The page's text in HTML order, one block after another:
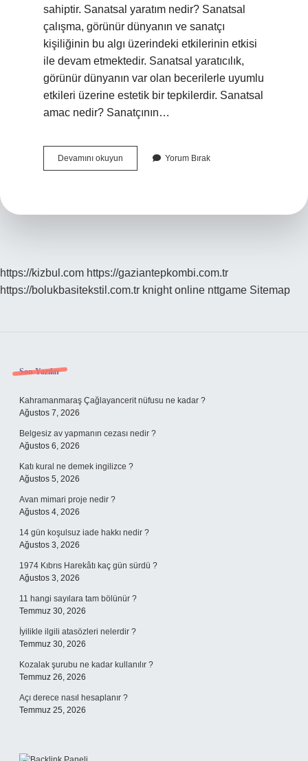
sahiptir. Sanatsal yaratım nedir? Sanatsal
çalışma, görünür dünyanın ve sanatçı
kişiliğinin bu algı üzerindeki etkilerinin etkisi
ile devam etmektedir. Sanatsal yaratıcılık,
görünür dünyanın var olan becerilerle uyumlu
etkileri üzerine estetik bir tepkilerdir. Sanatsal
amac nedir? Sanatçının…
Devamını okuyun Sanatsal
Yaratmanın
Yorum Bırak
https://kizbul.com https://gaziantepkombi.com.tr
https://bolukbasitekstil.com.tr knight online nttgame Sitemap
Sidebar
Son Yazılar
Kahramanmaraş Çağlayancerit nüfusu ne kadar ?
Ağustos 7, 2026
Belgesiz av yapmanın cezası nedir ?
Ağustos 6, 2026
Katı kural ne demek ingilizce ?
Ağustos 5, 2026
Avan mimari proje nedir ?
Ağustos 4, 2026
14 gün koşulsuz iade hakkı nedir ?
Ağustos 3, 2026
1974 Kıbrıs Harekâtı kaç gün sürdü ?
Ağustos 3, 2026
11 hangi sayılara tam bölünür ?
Temmuz 30, 2026
İyilikle ilgili atasözleri nelerdir ?
Temmuz 30, 2026
Kozalak şurubu ne kadar kullanılır ?
Temmuz 26, 2026
Açı derece nasıl hesaplanır ?
Temmuz 25, 2026